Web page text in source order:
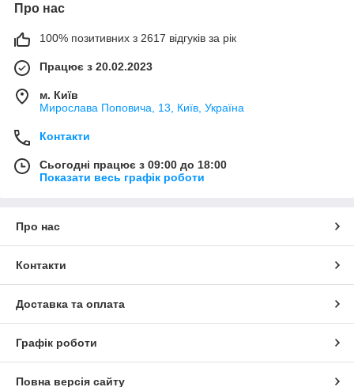
Про нас
100% позитивних з 2617 відгуків за рік
Працює з 20.02.2023
м. Київ
Мирослава Поповича, 13, Київ, Україна
Контакти
Сьогодні працює з 09:00 до 18:00
Показати весь графік роботи
Про нас
Контакти
Доставка та оплата
Графік роботи
Повна версія сайту